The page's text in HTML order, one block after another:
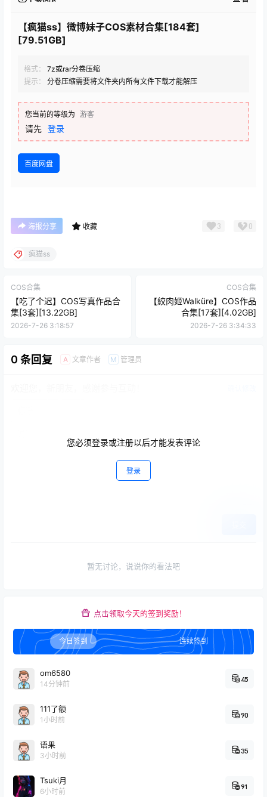
【疯猫ss】微博妹子COS素材合集[184套]
[79.51GB]
格式：
7z或rar分卷压缩
提示：
分卷压缩需要将文件夹内所有文件下载才能解压
您当前的等级为 游客
请先 登录
百度网盘
海报分享 收藏 3 0
疯猫ss
COS合集
【吃了个迟】COS写真作品合
集[3套][13.22GB]
2026-7-26 3:18:57
COS合集
【絞肉姬Walküre】COS作品
合集[17套][4.02GB]
2026-7-26 3:34:33
0 条回复 A 文章作者 M 管理员
您必须登录或注册以后才能发表评论
登录
暂无讨论，说说你的看法吧
点击领取今天的签到奖励！
今日签到 连续签到
om6580
14分钟前
45
111了额
1小时前
90
语果
3小时前
35
Tsuki月
6小时前
91